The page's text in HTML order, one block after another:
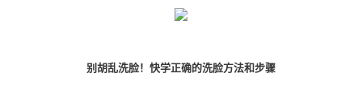
别胡乱洗脸！快学正确的洗脸方法和步骤